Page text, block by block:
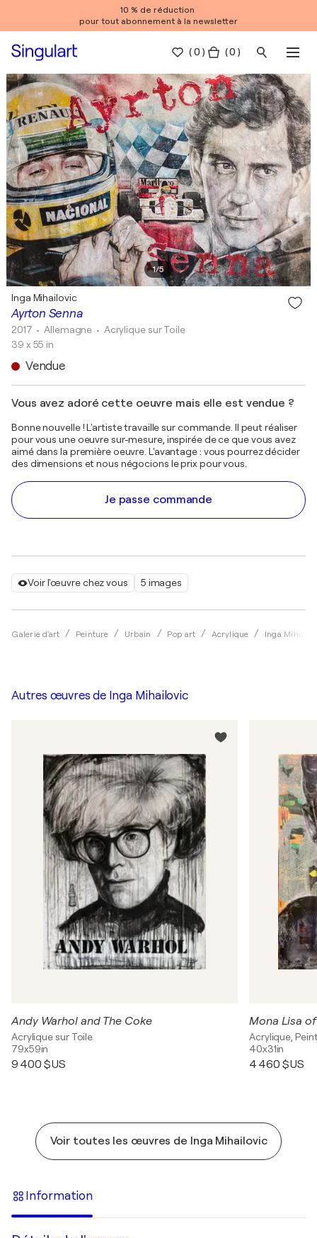
10 % de réduction
pour tout abonnement à la newsletter
(0 ) ( 0 )
1/5
Voir l'œuvre chez vous 5 images
Galerie d'art Peinture Urbain Pop art Acrylique Inga
Ayrton Senna
Inga Mihailovic
2017 • Allemagne • Acrylique sur Toile
39 x 55 in
Vendue
Vous avez adoré cette oeuvre mais elle est vendue ?
Bonne nouvelle ! L'artiste travaille sur commande. Il peut réaliser
pour vous une oeuvre sur-mesure, inspirée de ce que vous avez
aimé dans la première oeuvre. L'avantage : vous pourrez décider
des dimensions et nous négocions le prix pour vous.
Je passe commande
Autres œuvres de Inga Mihailovic
Andy Warhol and The Coke
Acrylique sur Toile
79x59in
9 400 $US
Mona Lisa
Acrylique,
40x31in
4 460 $US
Voir toutes les œuvres de Inga Mihailovic
Information